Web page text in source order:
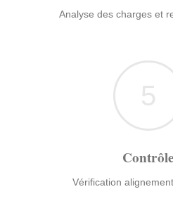
Analyse des charges et
5
Contrôle
Vérification